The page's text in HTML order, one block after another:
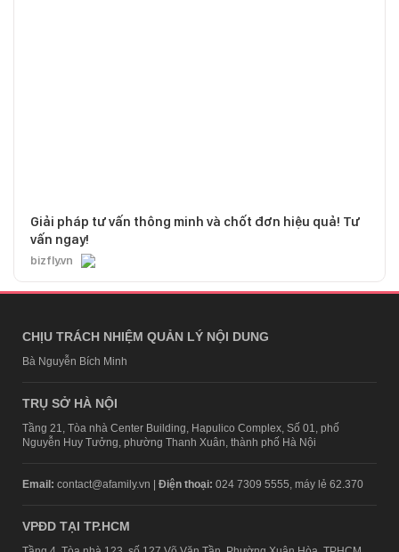
Giải pháp tư vấn thông minh và chốt đơn hiệu quả! Tư
vấn ngay!
bizfly.vn
CHỊU TRÁCH NHIỆM QUẢN LÝ NỘI DUNG
Bà Nguyễn Bích Minh
TRỤ SỞ HÀ NỘI
Tầng 21, Tòa nhà Center Building, Hapulico Complex, Số 01, phố
Nguyễn Huy Tưởng, phường Thanh Xuân, thành phố Hà Nội
Email: contact@afamily.vn | Điện thoại: 024 7309 5555, máy lẻ 62.370
VPĐD TẠI TP.HCM